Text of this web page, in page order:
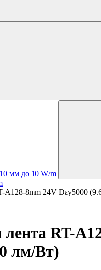
мм до 10 W/m
A128-8mm 24V Day5000
лента RT-
лм/Вт)